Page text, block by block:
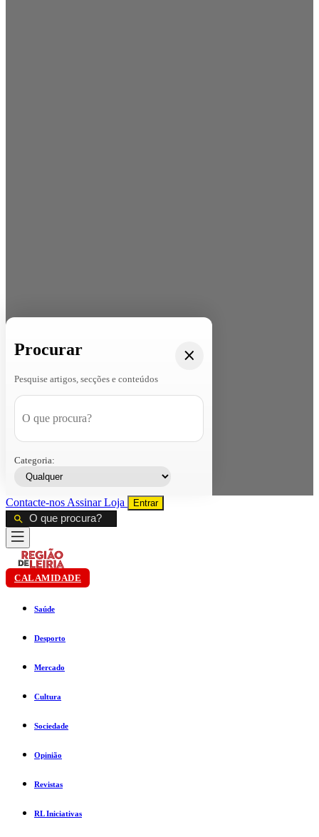
Procurar
Pesquise artigos, secções e conteúdos
Categoria:
Contacte-nos AssinarLoja Entrar
CALAMIDADE
Saúde
Desporto
Mercado
Cultura
Sociedade
Opinião
Revistas
RL Iniciativas